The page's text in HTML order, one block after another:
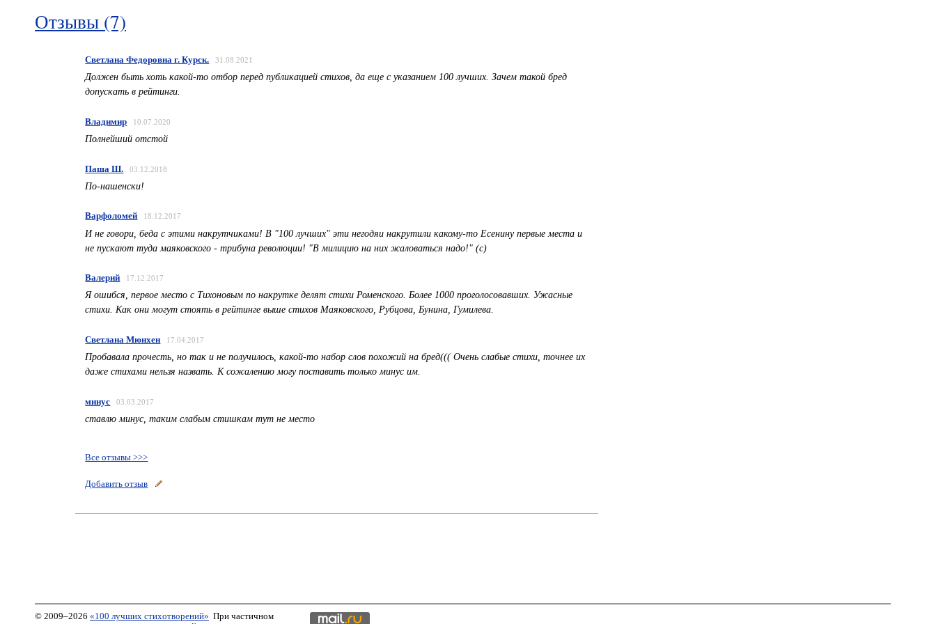
Отзывы (7)
Светлана Федоровна г. Курск. 31.08.2021
Должен быть хоть какой-то отбор перед публикацией стихов, да еще с указанием 100 лучших. Зачем такой бред
допускать в рейтинги.
Владимир 10.07.2020
Полнейший отстой
Паша Ш. 03.12.2018
По-нашенски!
Варфоломей 18.12.2017
И не говори, беда с этими накрутчиками! В "100 лучших" эти негодяи накрутили какому-то Есенину первые места и
не пускают туда маяковского - трибуна революции! "В милицию на них жаловаться надо!" (с)
Валерий 17.12.2017
Я ошибся, первое место с Тихоновым по накрутке делят стихи Роменского. Более 1000 проголосовавших. Ужасные
стихи. Как они могут стоять в рейтинге выше стихов Маяковского, Рубцова, Бунина, Гумилева.
Светлана Мюнхен 17.04.2017
Пробавала прочесть, но так и не получилось, какой-то набор слов похожий на бред((( Очень слабые стихи, точнее их
даже стихами нельзя назвать. К сожалению могу поставить только минус им.
минус 03.03.2017
ставлю минус, таким слабым стишкам тут не место
Все отзывы >>>
Добавить отзыв
© 2009–2026 «100 лучших стихотворений» При частичном